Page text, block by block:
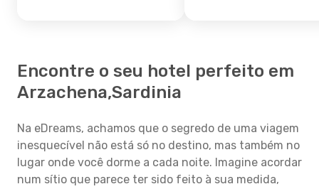
Encontre o seu hotel perfeito em
Arzachena,Sardinia
Na eDreams, achamos que o segredo de uma viagem
inesquecível não está só no destino, mas também no
lugar onde você dorme a cada noite. Imagine acordar
num sítio que parece ter sido feito à sua medida,